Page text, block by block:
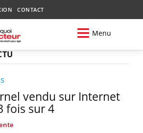
CONTACT
Menu
vendu sur Internet
fois sur 4